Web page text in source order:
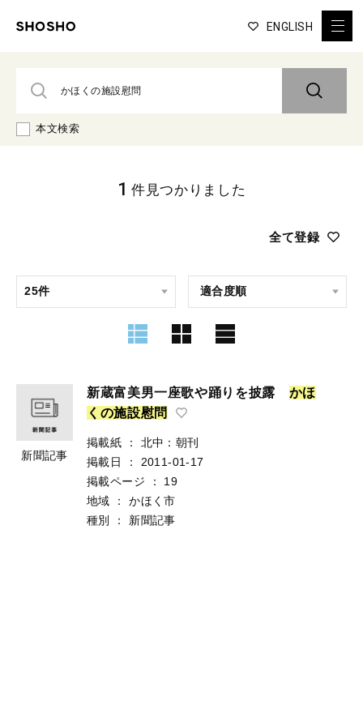
ENGLISH
本文検索
全て登録
1 件見つかりました
新聞記事
新蔵富美男一座歌や踊りを披露 かほ
く の施設慰問
掲載紙 ：
北中：朝刊
掲載日
：
2011-01-17
掲載ページ
：
19
地域
：
かほく市
種別
： 新聞記事